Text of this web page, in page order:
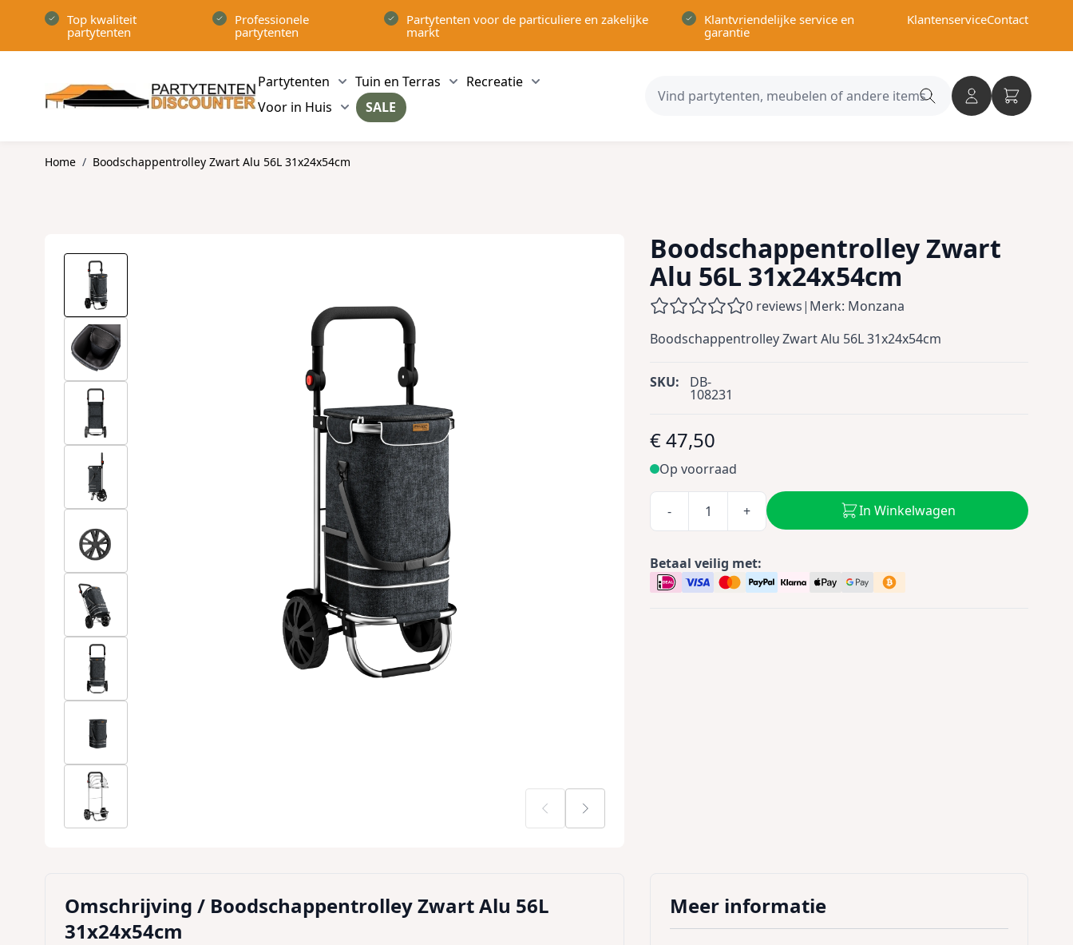
Top kwaliteit
partytenten
Professionele
partytenten
Partytenten voor de particuliere en zakelijke
markt
Klantvriendelijke service en
garantie
KlantenserviceContact
Partytenten
Show submenu for Partytenten category
Tuin en Terras
Show submenu for Tuin en Terras category
Recreatie
Show submenu for Recreatie category
Voor in Huis
Show submenu for Voor in Huis category
SALE
Search
Home / Boodschappentrolley Zwart Alu 56L 31x24x54cm
Boodschappentrolley Zwart
Alu 56L 31x24x54cm
0 reviews| Merk: Monzana
Boodschappentrolley Zwart Alu 56L 31x24x54cm
SKU: DB-
108231
€ 47,50
Op voorraad
- + In Winkelwagen
Betaal veilig met:
Omschrijving / Boodschappentrolley Zwart Alu 56L
31x24x54cm
Meer informatie